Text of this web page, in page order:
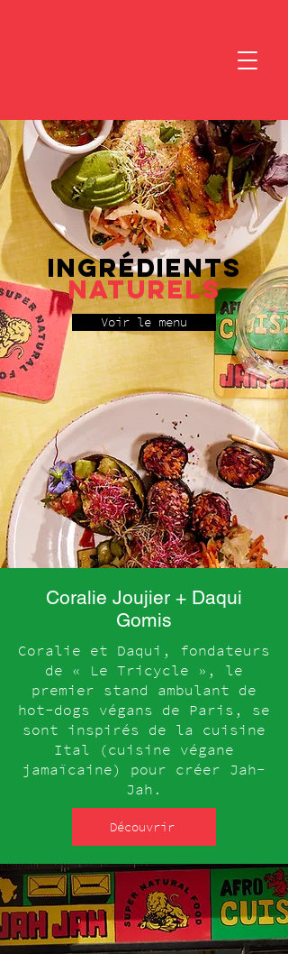
Ingrédients
naturels
Voir le menu
Découvrir
Coralie Joujier + Daqui
Gomis
Coralie et Daqui, fondateurs
de « Le Tricycle », le
premier stand ambulant de
hot-dogs végans de Paris, se
sont inspirés de la cuisine
Ital (cuisine végane
jamaïcaine) pour créer Jah-
Jah.